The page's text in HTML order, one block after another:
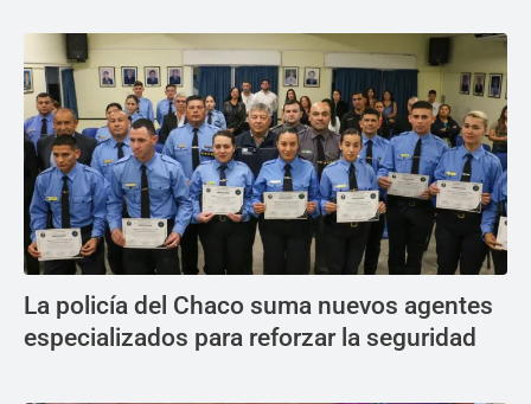
La policía del Chaco suma nuevos agentes
especializados para reforzar la seguridad